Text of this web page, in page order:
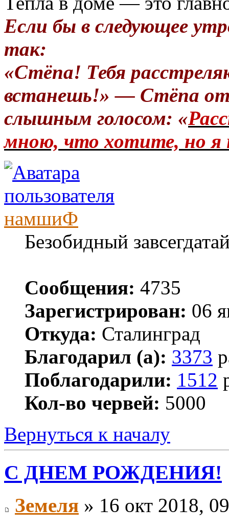
Если бы в следующее
так:
«Стёпа! Тебя
встанешь!» — Стёпа
слышным голосом: «
мною, что хотите, но я
намшиФ
Безобидный
Сообщения: 4735
Зарегистрирован: 06
Откуда: Сталинград
Благодарил (а): 3373
Поблагодарили: 1512
Кол-во червей: 5000
Вернуться к началу
С ДНЕМ РОЖДЕНИЯ!
Земеля » 16 окт 2018,